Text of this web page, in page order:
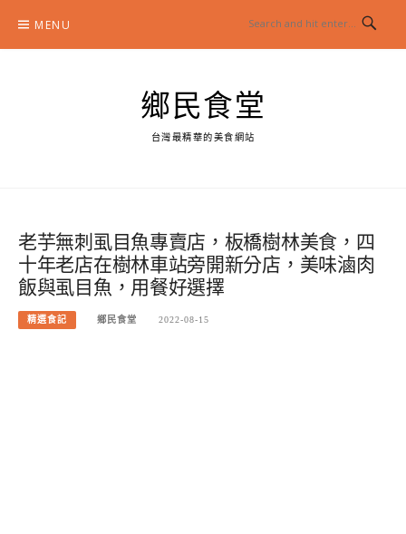
content
MENU
鄉民食堂
台灣最精華的美食網站
老芋無刺虱目魚專賣店，板橋樹林美食，四
十年老店在樹林車站旁開新分店，美味滷肉
飯與虱目魚，用餐好選擇
精選食記 鄉民食堂 2022-08-15